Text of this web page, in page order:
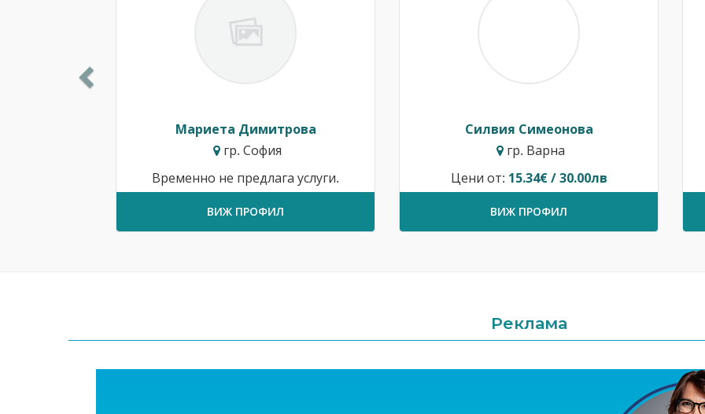
Мариета Димитрова
гр. София
Временно не предлага услуги.
ВИЖ ПРОФИЛ
Силвия Симеонова
гр. Варна
Цени от: 15.34€ / 30.00лв
ВИЖ ПРОФИЛ
Реклама